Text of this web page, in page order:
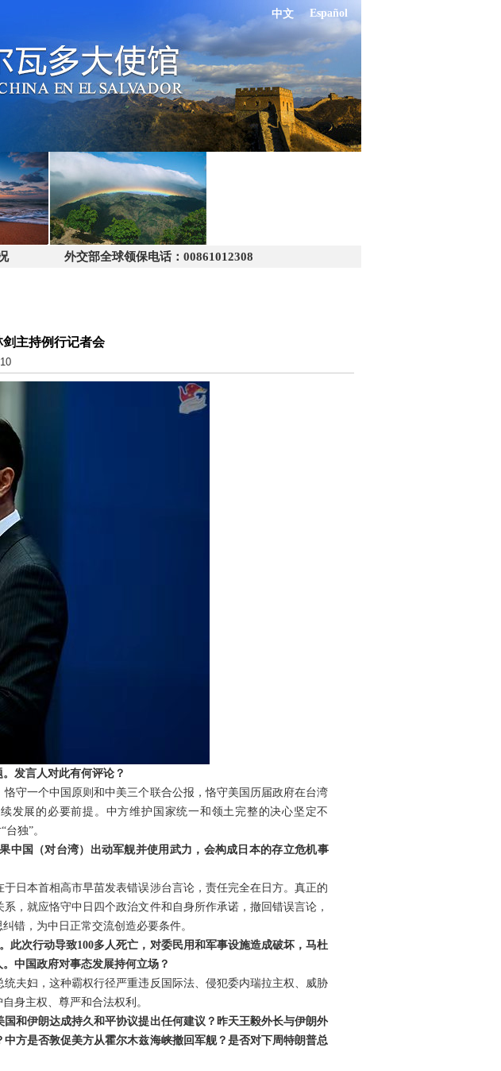
中文 Español
外交部全球领保电话：00861012308
剑主持例行记者会
发言人对此有何评论？
守一个中国原则和中美三个联合公报，恪守美国历届政府在台湾
发展的必要前提。中方维护国家统一和领土完整的决心坚定不
独”。
中国（对台湾）出动军舰并使用武力，会构成日本的存立危机事
日本首相高市早苗发表错误涉台言论，责任完全在日方。真正的
，就应恪守中日四个政治文件和自身所作承诺，撤回错误言论，
错，为中日正常交流创造必要条件。
次行动导致100多人死亡，对委民用和军事设施造成破坏，马杜
中国政府对事态发展持何立场？
夫妇，这种霸权行径严重违反国际法、侵犯委内瑞拉主权、威胁
身主权、尊严和合法权利。
和伊朗达成持久和平协议提出任何建议？昨天王毅外长与伊朗外
方是否敦促美方从霍尔木兹海峡撤回军舰？是否对下周特朗普总